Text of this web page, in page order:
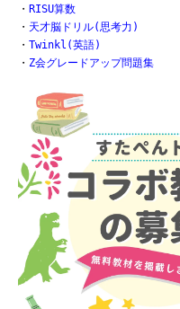
・ RISU算数
・ 天才脳ドリル(思考力)
・ Twinkl(英語)
・ Z会グレードアップ問題集